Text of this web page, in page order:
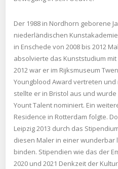
Der 1988 in Nordhorn geborene
niederländischen
in Enschede von 2008 bis 2012
absolvierte das Kunststudium
2012 war er im Rijksmuseum
Youngblood Award vertreten und
stellte er in Bristol aus und
Yount Talent nominiert. Ein
Residence in Rotterdam folgte.
Leipzig 2013 durch das
diesen Maler in einer wunderbar
binden. Stipendien wie das der
2020 und 2021 Denkzeit der